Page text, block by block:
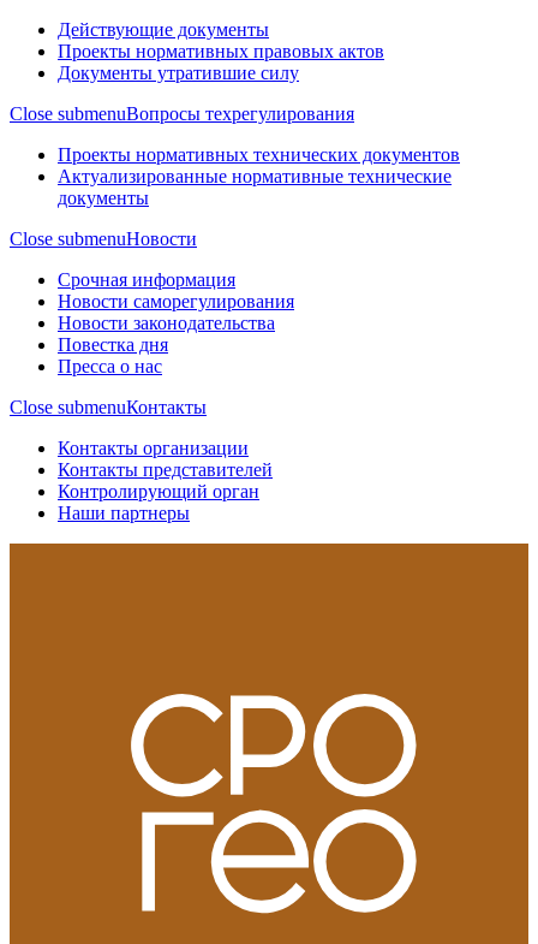
Действующие документы
Проекты нормативных правовых актов
Документы утратившие силу
Close submenuВопросы техрегулирования
Проекты нормативных технических документов
Актуализированные нормативные технические
документы
Close submenuНовости
Срочная информация
Новости саморегулирования
Новости законодательства
Повестка дня
Пресса о нас
Close submenuКонтакты
Контакты организации
Контакты представителей
Контролирующий орган
Наши партнеры